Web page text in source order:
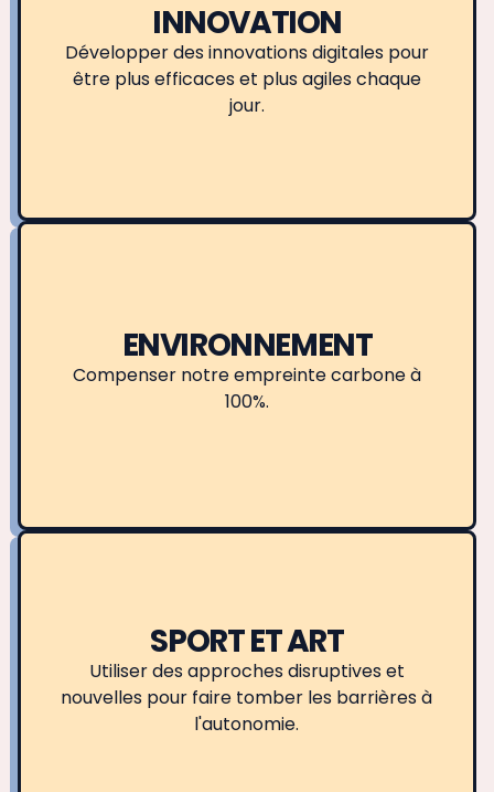
INNOVATION
Développer des innovations digitales pour
être plus efficaces et plus agiles chaque
jour.
ENVIRONNEMENT
Compenser notre empreinte carbone à
100%.
SPORT ET ART
Utiliser des approches disruptives et
nouvelles pour faire tomber les barrières à
l'autonomie.